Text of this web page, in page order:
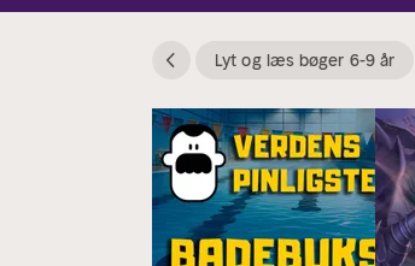
Lyt og læs bøger 6-9 år